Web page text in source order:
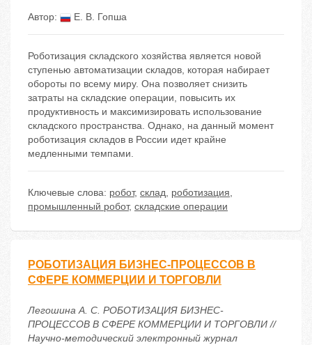
Автор: Е. В. Гопша
Роботизация складского хозяйства является новой
ступенью автоматизации складов, которая набирает
обороты по всему миру. Она позволяет снизить
затраты на складские операции, повысить их
продуктивность и максимизировать использование
складского пространства. Однако, на данный момент
роботизация складов в России идет крайне
медленными темпами.
Ключевые слова: робот, склад, роботизация,
промышленный робот, складские операции
РОБОТИЗАЦИЯ БИЗНЕС-ПРОЦЕССОВ В
СФЕРЕ КОММЕРЦИИ И ТОРГОВЛИ
Легошина А. С. РОБОТИЗАЦИЯ БИЗНЕС-
ПРОЦЕССОВ В СФЕРЕ КОММЕРЦИИ И ТОРГОВЛИ //
Научно-методический электронный журнал